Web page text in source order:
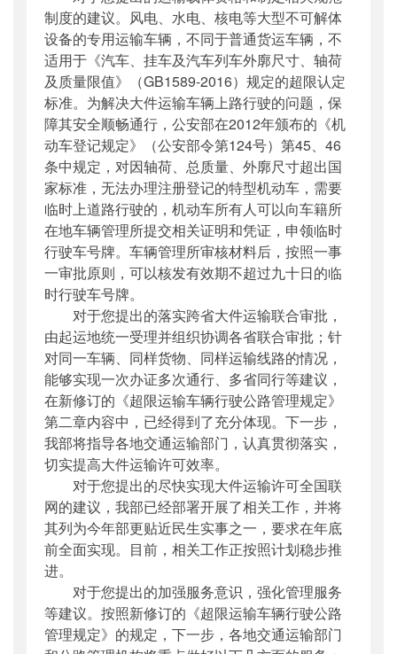
制度的建议。风电、水电、核电等大型不可解体
设备的专用运输车辆，不同于普通货运车辆，不
适用于《汽车、挂车及汽车列车外廓尺寸、轴荷
及质量限值》（GB1589-2016）规定的超限认定
标准。为解决大件运输车辆上路行驶的问题，保
障其安全顺畅通行，公安部在2012年颁布的《机
动车登记规定》（公安部令第124号）第45、46
条中规定，对因轴荷、总质量、外廓尺寸超出国
家标准，无法办理注册登记的特型机动车，需要
临时上道路行驶的，机动车所有人可以向车籍所
在地车辆管理所提交相关证明和凭证，申领临时
行驶车号牌。车辆管理所审核材料后，按照一事
一审批原则，可以核发有效期不超过九十日的临
时行驶车号牌。
对于您提出的落实跨省大件运输联合审批，
由起运地统一受理并组织协调各省联合审批；针
对同一车辆、同样货物、同样运输线路的情况，
能够实现一次办证多次通行、多省同行等建议，
在新修订的《超限运输车辆行驶公路管理规定》
第二章内容中，已经得到了充分体现。下一步，
我部将指导各地交通运输部门，认真贯彻落实，
切实提高大件运输许可效率。
对于您提出的尽快实现大件运输许可全国联
网的建议，我部已经部署开展了相关工作，并将
其列为今年部更贴近民生实事之一，要求在年底
前全面实现。目前，相关工作正按照计划稳步推
进。
对于您提出的加强服务意识，强化管理服务
等建议。按照新修订的《超限运输车辆行驶公路
管理规定》的规定，下一步，各地交通运输部门